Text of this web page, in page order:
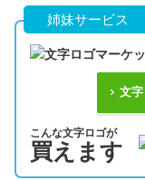
姉妹サービス
文
こんな文字ロゴが
買えます